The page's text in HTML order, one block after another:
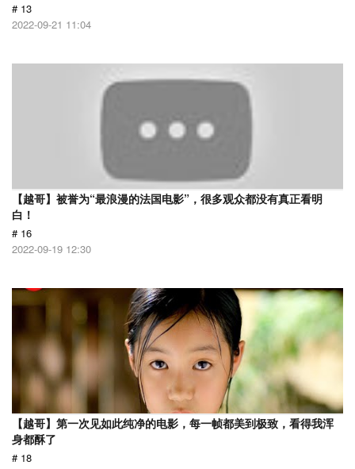
# 13
2022-09-21 11:04
【越哥】被誉为“最浪漫的法国电影”，很多观众都没有真正看明
白！
# 16
2022-09-19 12:30
【越哥】第一次见如此纯净的电影，每一帧都美到极致，看得我浑
身都酥了
# 18